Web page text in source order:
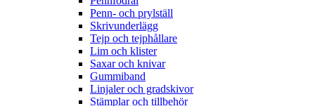
Penn- och prylställ
Skrivunderlägg
Tejp och tejphållare
Lim och klister
Saxar och knivar
Gummiband
Linjaler och gradskivor
Stämplar och tillbehör